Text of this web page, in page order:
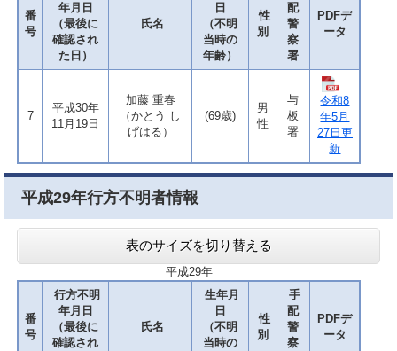
番
号
年月日
（最後に
確認され
た日）
氏名
日
（不明
当時の
年齢）
性
別
配
警
察
署
PDFデ
ータ
7
平成30年
11月19日
加藤 重春
（かとう し
げはる）
(69歳)
男
性
与
板
署
令和8
年5月
27日更
新
平成29年行方不明者情報
表のサイズを切り替える
平成29年
番
号
行方不明
年月日
（最後に
確認され
氏名
生年月
日
（不明
当時の
性
別
手
配
警
察
PDFデ
ータ